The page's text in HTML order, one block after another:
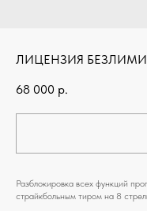
ЛИЦЕНЗИЯ
68 000 р.
Разблокировка всех функций
страйкбольным тиром на 8